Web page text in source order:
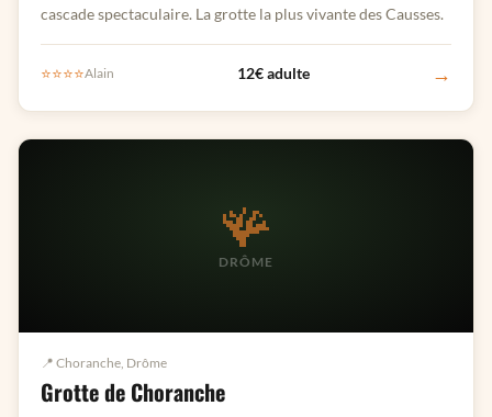
cascade spectaculaire. La grotte la plus vivante des Causses.
⭐⭐⭐⭐Alain 12€ adulte →
🪸
DRÔME
📍 Choranche, Drôme
Grotte de Choranche